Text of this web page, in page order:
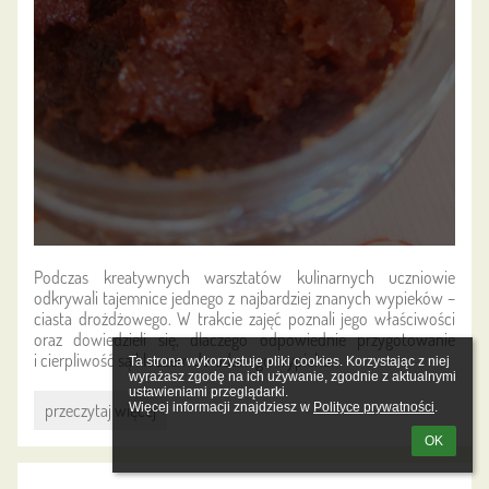
Ta strona wykorzystuje pliki cookies. Korzystając z niej
wyrażasz zgodę na ich używanie, zgodnie z aktualnymi
ustawieniami przeglądarki.
Więcej informacji znajdziesz w Polityce prywatności.
OK
Podczas kreatywnych warsztatów kulinarnych uczniowie
odkrywali tajemnice jednego z najbardziej znanych wypieków –
ciasta drożdżowego. W trakcie zajęć poznali jego właściwości
oraz dowiedzieli się, dlaczego odpowiednie przygotowanie
i cierpliwość są kluczem do udanego wypieku.
Jak
ciasto?
przeczytaj więcej